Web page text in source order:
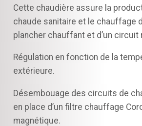
Cette chaudière assure la
chaude sanitaire et le chauffage
plancher chauffant et d’un circuit
Régulation en fonction de la
extérieure.
Désembouage des circuits de
en place d’un filtre chauffage
magnétique.